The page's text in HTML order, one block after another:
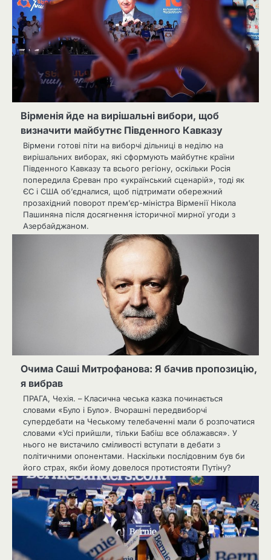
Вірменія йде на вирішальні вибори, щоб
визначити майбутнє Південного Кавказу
Вірмени готові піти на виборчі дільниці в неділю на
вирішальних виборах, які сформують майбутнє країни
Південного Кавказу та всього регіону, оскільки Росія
попередила Єреван про «український сценарій», тоді як
ЄС і США об’єдналися, щоб підтримати обережний
прозахідний поворот прем’єр-міністра Вірменії Нікола
Пашиняна після досягнення історичної мирної угоди з
Азербайджаном.
Очима Саші Митрофанова: Я бачив пропозицію,
я вибрав
ПРАГА, Чехія. – Класична чеська казка починається
словами «Було і Було». Вчорашні передвиборчі
супердебати на Чеському телебаченні мали б розпочатися
словами «Усі прийшли, тільки Бабіш все облажався». У
нього не вистачило сміливості вступати в дебати з
політичними опонентами. Наскільки послідовним був би
його страх, якби йому довелося протистояти Путіну?